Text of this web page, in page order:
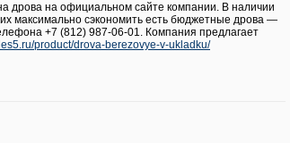
дрова на официальном сайте компании. В наличии
максимально сэкономить есть бюджетные дрова —
+7 (812) 987-06-01. Компания предлагает
product/drova-berezovye-v-ukladku/